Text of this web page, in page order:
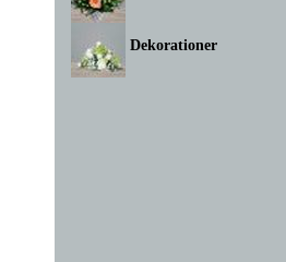
Dekorationer